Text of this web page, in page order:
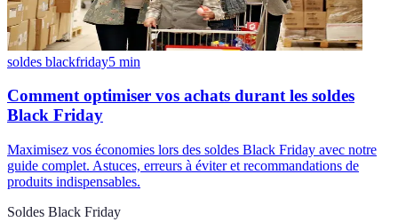
soldes blackfriday5 min
Comment optimiser vos achats durant les soldes
Black Friday
Maximisez vos économies lors des soldes Black Friday avec notre
guide complet. Astuces, erreurs à éviter et recommandations de
produits indispensables.
Soldes Black Friday